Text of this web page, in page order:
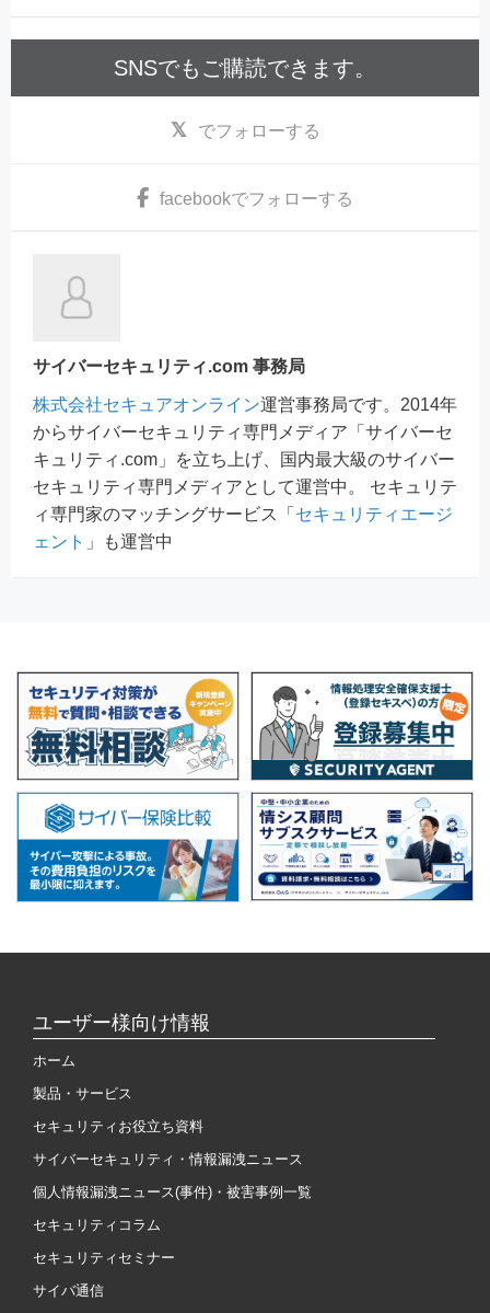
SNSでもご購読できます。
でフォローする
facebookでフォローする
サイバーセキュリティ.com 事務局
株式会社セキュアオンライン運営事務局です。2014年
からサイバーセキュリティ専門メディア「サイバーセ
キュリティ.com」を立ち上げ、国内最大級のサイバー
セキュリティ専門メディアとして運営中。 セキュリテ
ィ専門家のマッチングサービス「 セキュリティエージ
ェント 」も運営中
ユーザー様向け情報
ホーム
製品・サービス
セキュリティお役立ち資料
サイバーセキュリティ・情報漏洩ニュース
個人情報漏洩ニュース(事件)・被害事例一覧
セキュリティコラム
セキュリティセミナー
サイバ通信